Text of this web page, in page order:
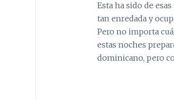
Esta ha sido de
tan enredada y
Pero no importa
estas noches
dominicano, pero